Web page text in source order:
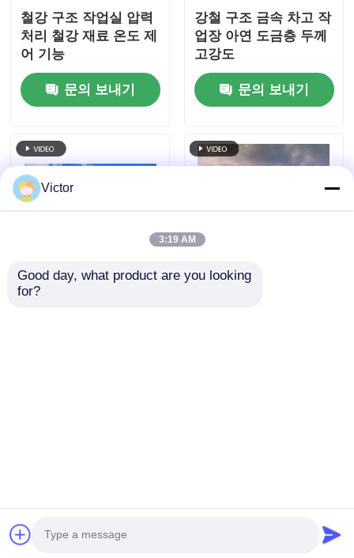
철강 구조 작업실 압력
처리 철강 재료 온도 제
어 기능
문의 보내기
강철 구조 금속 차고 작
업장 아연 도금층 두께
고강도
문의 보내기
산업용 강철 구조 건물
QINGDAO TISIN STEEL STRUCTURE CO.,LTD.
Victor
3:19 AM
Good day, what product are you looking
for?